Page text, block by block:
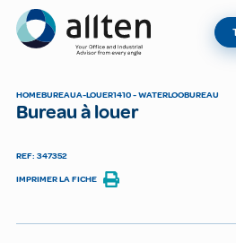
Allten
TROUVER UN
HOMEBUREAUA-LOUER1410 - WATERLOOBUREAU
Bureau à louer
REF: 347352
IMPRIMER LA FICHE